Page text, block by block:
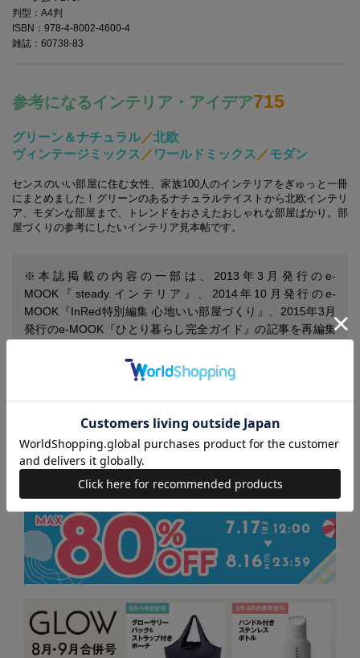
判型：A4判
ISBN：978-4-8002-4600-4
雑誌：60738-83
参考になるインテリア・アイデア715
グリーン＆ナチュラル／北欧
ヴィンテージミックス ／ ワールドミックス ／モダン
センスのいい部屋に住む女性、家族100人のインテリアをぎゅっと一冊
にまとめました！グリーンのあるナチュラルテイストから北欧インテリ
ア、モダンな部屋まで、トレンドをおさえたおしゃれな部屋ばかり。部
屋づくりの参考にしたいインテリア見本帖です。
※本誌掲載の内容の一部は、2013年3月発行のe-
MOOK『steady.インテリア』、2014年10月発行のe-
MOOK『InRed特別編集 心地いい部屋づくり』、2015年3月
発行のe-MOOK『ひとり暮らし完全ガイド』の記事を再編集